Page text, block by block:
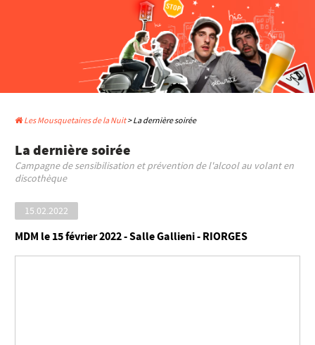
Les Mousquetaires de la Nuit> La dernière soirée
La dernière soirée
Campagne de sensibilisation et prévention de l'alcool au volant en
discothèque
15.02.2022
MDM le 15 février 2022 - Salle Gallieni - RIORGES